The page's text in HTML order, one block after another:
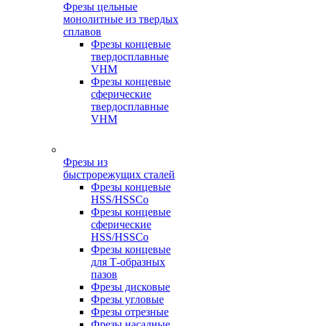
Фрезы цельные
монолитные из твердых
сплавов
Фрезы концевые
твердосплавные
VHM
Фрезы концевые
сферические
твердосплавные
VHM
Фрезы из
быстрорежущих сталей
Фрезы концевые
HSS/HSSCo
Фрезы концевые
сферические
HSS/HSSCo
Фрезы концевые
для Т-образных
пазов
Фрезы дисковые
Фрезы угловые
Фрезы отрезные